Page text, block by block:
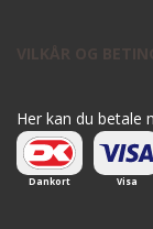
VILKÅR OG
Her kan du betale
Dankort Visa